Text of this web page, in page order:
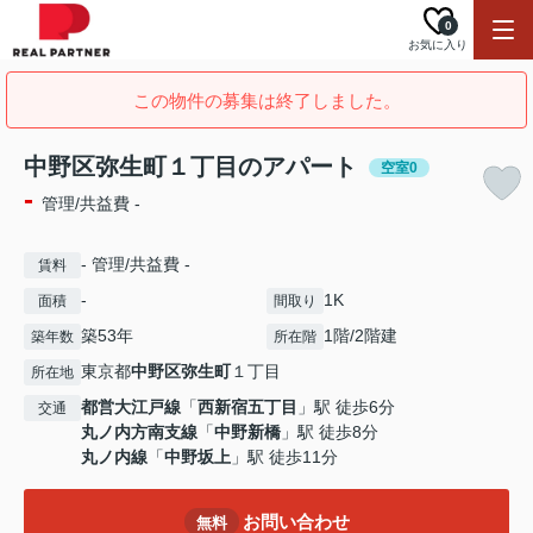
お気に入り
0
この物件の募集は終了しました。
中野区弥生町１丁目のアパート 空室0
- 管理/共益費 -
賃料 - 管理/共益費 -
面積 - 間取り 1K
築年数 築53年 所在階 1階/2階建
所在地 東京都中野区弥生町１丁目
交通 都営大江戸線 「西新宿五丁目 」駅 徒歩6分
丸ノ内方南支線 「中野新橋 」駅 徒歩8分
丸ノ内線 「中野坂上 」駅 徒歩11分
無料 お問い合わせ